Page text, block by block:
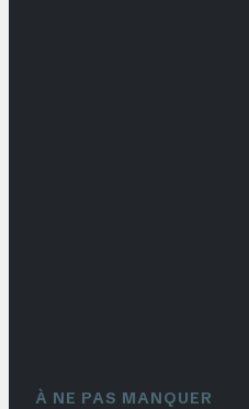
À NE PAS MANQUER